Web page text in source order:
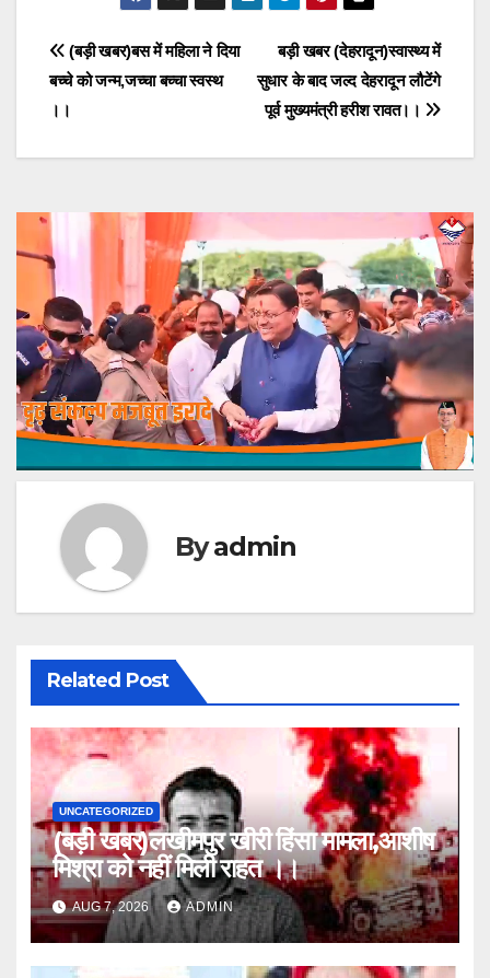
Post
navigation
बड़ी खबर (देहरादून)स्वास्थ्य में
सुधार के बाद जल्द देहरादून लौटेंगे
पूर्व मुख्यमंत्री हरीश रावत।।
(बड़ी खबर)बस में महिला ने दिया
बच्चे को जन्म,जच्चा बच्चा स्वस्थ
।।
Byadmin
Related Post
UNCATEGORIZED
(बड़ी खबर)लखीमपुर खीरी हिंसा मामला,आशीष
मिश्रा को नहीं मिली राहत ।।
AUG 7, 2026 ADMIN